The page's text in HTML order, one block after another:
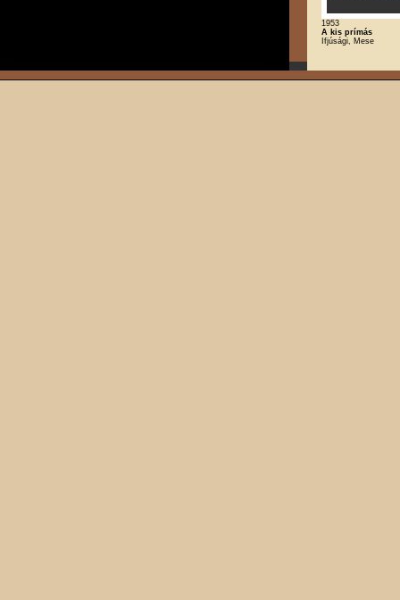
1953
A kis prímás
Ifjúsági, Mese